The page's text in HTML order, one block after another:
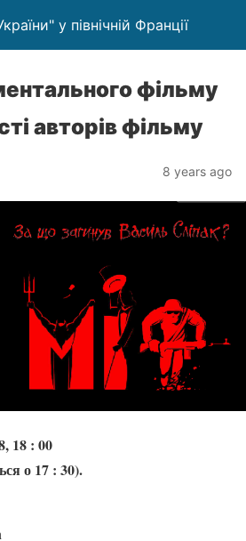
у північній Франції
фільму
авторів фільму
8 years ago
18 : 00
о 17 : 30).